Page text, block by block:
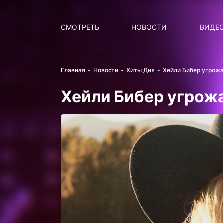
СМОТРЕТЬ НОВОСТИ
Главная Новости Хиты Дня Хейли Бибер
Хейли Бибер